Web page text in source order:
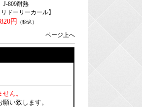
J-809耐熱
リドーリーカール】
円
（税込）
ページ上へ
ん。
い致します。